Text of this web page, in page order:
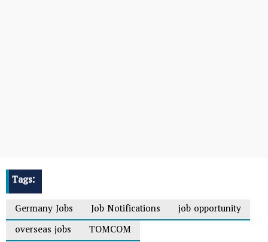
Tags:
Germany Jobs
Job Notifications
job opportunity
overseas jobs
TOMCOM